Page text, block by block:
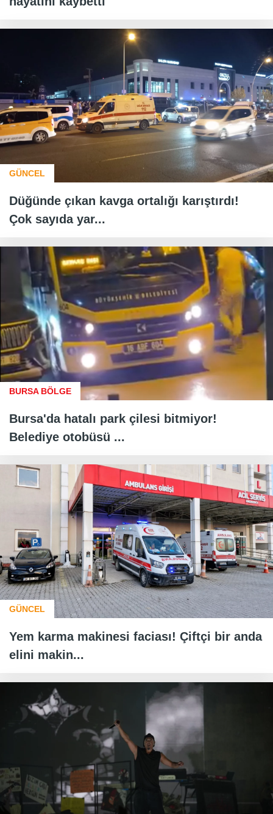
GÜNCEL
Düğünde çıkan kavga ortalığı karıştırdı!
Çok sayıda yar...
BURSA BÖLGE
Bursa'da hatalı park çilesi bitmiyor!
Belediye otobüsü ...
GÜNCEL
Yem karma makinesi faciası! Çiftçi bir anda
elini makin...